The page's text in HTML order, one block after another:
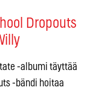
Dropouts
-albumi täyttää
-bändi hoitaa